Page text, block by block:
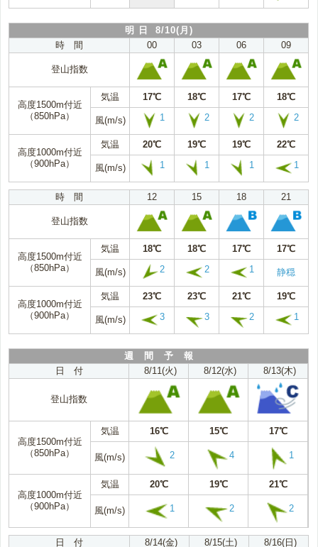
明 日 8/10(月)
時 間
00 03 06 09
登山指数
高度1500m付近
（850hPa）
気温 17℃ 18℃ 17℃ 18℃
風(m/s) 1 2 2 2
高度1000m付近
（900hPa）
気温 20℃ 19℃ 19℃ 22℃
風(m/s) 1 1 1 1
時 間 12 15 18 21
登山指数
高度1500m付近
（850hPa）
気温 18℃ 18℃ 17℃ 17℃
風(m/s) 2 2 1 静穏
高度1000m付近
（900hPa）
気温 23℃ 23℃ 21℃ 19℃
風(m/s) 3 3 2 1
週 間 予 報
日 付
8/11(火) 8/12(水) 8/13(木)
登山指数
高度1500m付近
（850hPa）
気温 16℃ 15℃ 17℃
風(m/s) 2 4 1
高度1000m付近
（900hPa）
気温 20℃ 19℃ 21℃
風(m/s) 1 2 2
日 付 8/14(金) 8/15(土) 8/16(日)